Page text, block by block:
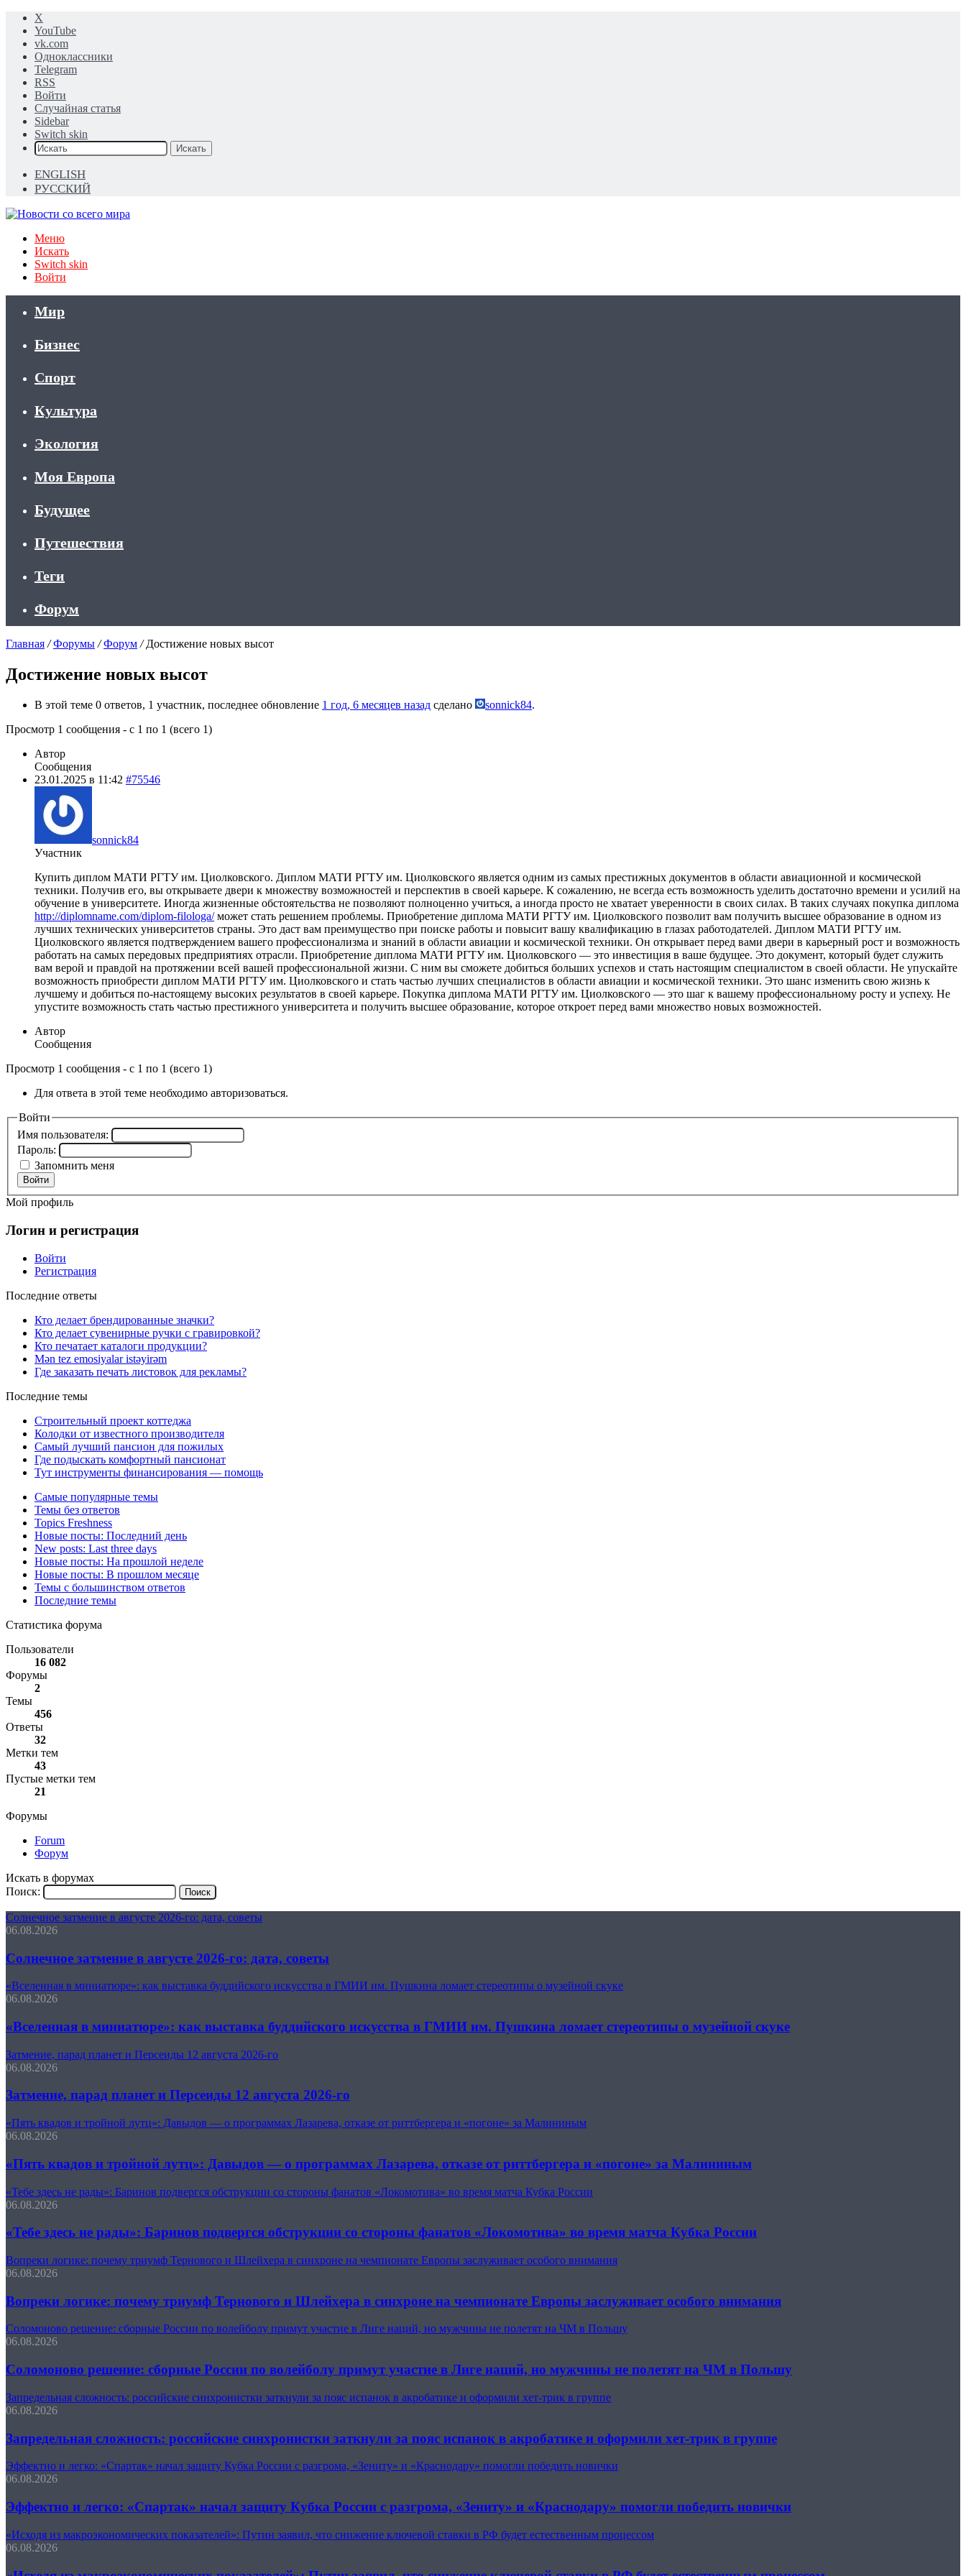
X
YouTube
vk.com
Одноклассники
Telegram
RSS
Войти
Случайная статья
Sidebar
Switch skin
Искать
ENGLISH
РУССКИЙ
Меню
Искать
Switch skin
Войти
Мир
Бизнес
Спорт
Культура
Экология
Моя Европа
Будущее
Путешествия
Теги
Форум
Главная / Форумы / Форум / Достижение новых высот
Достижение новых высот
В этой теме 0 ответов, 1 участник, последнее обновление 1 год, 6 месяцев назад сделано sonnick84.
Просмотр 1 сообщения - с 1 по 1 (всего 1)
Автор
Сообщения
23.01.2025 в 11:42 #75546
sonnick84
Участник
Купить диплом МАТИ РГТУ им. Циолковского. Диплом МАТИ РГТУ им. Циолковского является одним из самых престижных документов в области авиационной и космической
техники. Получив его, вы открываете двери к множеству возможностей и перспектив в своей карьере. К сожалению, не всегда есть возможность уделить достаточно времени и усилий на
обучение в университете. Иногда жизненные обстоятельства не позволяют полноценно учиться, а иногда просто не хватает уверенности в своих силах. В таких случаях покупка диплома
http://diplomname.com/diplom-filologa/может стать решением проблемы. Приобретение диплома МАТИ РГТУ им. Циолковского позволит вам получить высшее образование в одном из
лучших технических университетов страны. Это даст вам преимущество при поиске работы и повысит вашу квалификацию в глазах работодателей. Диплом МАТИ РГТУ им.
Циолковского является подтверждением вашего профессионализма и знаний в области авиации и космической техники. Он открывает перед вами двери в карьерный рост и возможность
работать на самых передовых предприятиях отрасли. Приобретение диплома МАТИ РГТУ им. Циолковского — это инвестиция в ваше будущее. Это документ, который будет служить
вам верой и правдой на протяжении всей вашей профессиональной жизни. С ним вы сможете добиться больших успехов и стать настоящим специалистом в своей области. Не упускайте
возможность приобрести диплом МАТИ РГТУ им. Циолковского и стать частью лучших специалистов в области авиации и космической техники. Это шанс изменить свою жизнь к
лучшему и добиться по-настоящему высоких результатов в своей карьере. Покупка диплома МАТИ РГТУ им. Циолковского — это шаг к вашему профессиональному росту и успеху. Не
упустите возможность стать частью престижного университета и получить высшее образование, которое откроет перед вами множество новых возможностей.
Автор
Сообщения
Просмотр 1 сообщения - с 1 по 1 (всего 1)
Для ответа в этой теме необходимо авторизоваться.
Войти
Имя пользователя:
Пароль:
Запомнить меня
Войти
Мой профиль
Логин и регистрация
Войти
Регистрация
Последние ответы
Кто делает брендированные значки?
Кто делает сувенирные ручки с гравировкой?
Кто печатает каталоги продукции?
Mən tez emosiyalar istəyirəm
Где заказать печать листовок для рекламы?
Последние темы
Строительный проект коттеджа
Колодки от известного производителя
Самый лучший пансион для пожилых
Где подыскать комфортный пансионат
Тут инструменты финансирования — помощь
Самые популярные темы
Темы без ответов
Topics Freshness
Новые посты: Последний день
New posts: Last three days
Новые посты: На прошлой неделе
Новые посты: В прошлом месяце
Темы с большинством ответов
Последние темы
Статистика форума
Пользователи
16 082
Форумы
2
Темы
456
Ответы
32
Метки тем
43
Пустые метки тем
21
Форумы
Forum
Форум
Искать в форумах
Поиск:
Солнечное затмение в августе 2026-го: дата, советы
06.08.2026
Солнечное затмение в августе 2026-го: дата, советы
«Вселенная в миниатюре»: как выставка буддийского искусства в ГМИИ им. Пушкина ломает стереотипы о музейной скуке
06.08.2026
«Вселенная в миниатюре»: как выставка буддийского искусства в ГМИИ им. Пушкина ломает стереотипы о музейной скуке
Затмение, парад планет и Персеиды 12 августа 2026-го
06.08.2026
Затмение, парад планет и Персеиды 12 августа 2026-го
«Пять квадов и тройной лутц»: Давыдов — о программах Лазарева, отказе от риттбергера и «погоне» за Малининым
06.08.2026
«Пять квадов и тройной лутц»: Давыдов — о программах Лазарева, отказе от риттбергера и «погоне» за Малининым
«Тебе здесь не рады»: Баринов подвергся обструкции со стороны фанатов «Локомотива» во время матча Кубка России
06.08.2026
«Тебе здесь не рады»: Баринов подвергся обструкции со стороны фанатов «Локомотива» во время матча Кубка России
Вопреки логике: почему триумф Тернового и Шлейхера в синхроне на чемпионате Европы заслуживает особого внимания
06.08.2026
Вопреки логике: почему триумф Тернового и Шлейхера в синхроне на чемпионате Европы заслуживает особого внимания
Соломоново решение: сборные России по волейболу примут участие в Лиге наций, но мужчины не полетят на ЧМ в Польшу
06.08.2026
Соломоново решение: сборные России по волейболу примут участие в Лиге наций, но мужчины не полетят на ЧМ в Польшу
Запредельная сложность: российские синхронистки заткнули за пояс испанок в акробатике и оформили хет-трик в группе
06.08.2026
Запредельная сложность: российские синхронистки заткнули за пояс испанок в акробатике и оформили хет-трик в группе
Эффектно и легко: «Спартак» начал защиту Кубка России с разгрома, «Зениту» и «Краснодару» помогли победить новички
06.08.2026
Эффектно и легко: «Спартак» начал защиту Кубка России с разгрома, «Зениту» и «Краснодару» помогли победить новички
«Исходя из макроэкономических показателей»: Путин заявил, что снижение ключевой ставки в РФ будет естественным процессом
06.08.2026